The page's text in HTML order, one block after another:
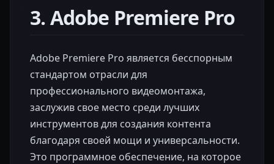
3. Adobe Premiere Pro
Adobe Premiere Pro является бесспорным
стандартом отрасли для
профессионального видеомонтажа,
заслужив свое место среди лучших
инструментов для создания контента
благодаря своей мощи и универсальности.
Это программное обеспечение, на которое